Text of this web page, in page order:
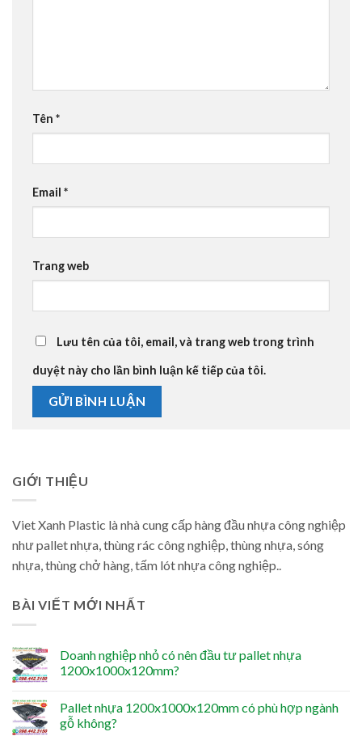
Tên *
Email *
Trang web
Lưu tên của tôi, email, và trang web trong trình
duyệt này cho lần bình luận kế tiếp của tôi.
GIỚI THIỆU
Viet Xanh Plastic là nhà cung cấp hàng đầu nhựa công nghiệp
như pallet nhựa, thùng rác công nghiệp, thùng nhựa, sóng
nhựa, thùng chở hàng, tấm lót nhựa công nghiệp..
BÀI VIẾT MỚI NHẤT
Doanh nghiệp nhỏ có nên đầu tư pallet nhựa
1200x1000x120mm?
Pallet nhựa 1200x1000x120mm có phù hợp ngành
gỗ không?